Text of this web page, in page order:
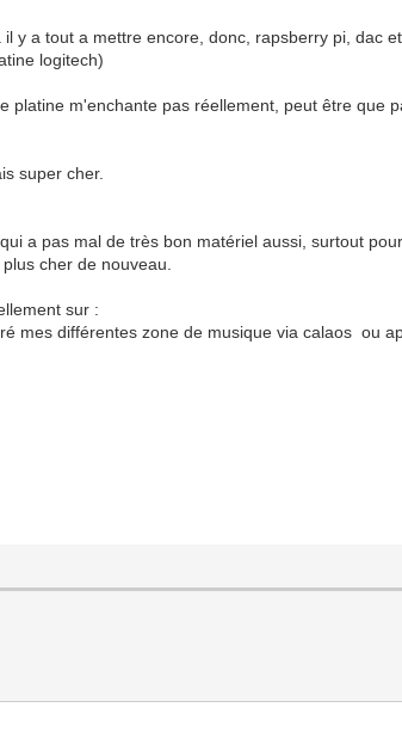
y a tout a mettre encore, donc, rapsberry pi, dac
logitech)
platine m'enchante pas réellement, peut être que
super cher.
a pas mal de très bon matériel aussi, surtout
cher de nouveau.
sur :
mes différentes zone de musique via calaos ou